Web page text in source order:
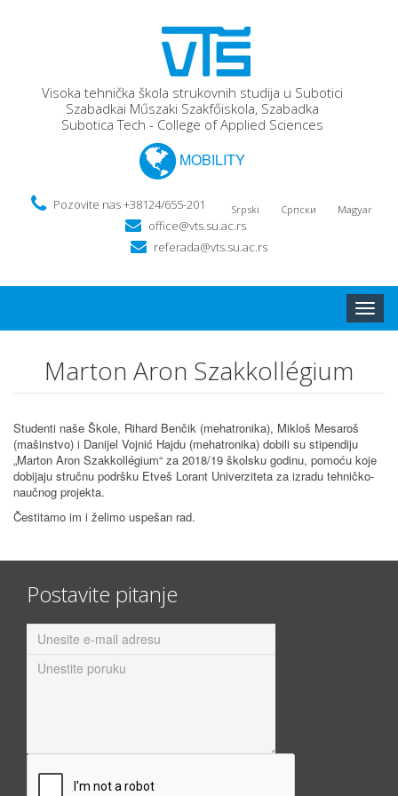
Visoka tehnička škola strukovnih studija u Subotici
Szabadkai Műszaki Szakfőiskola, Szabadka
Subotica Tech - College of Applied Sciences
MOBILITY
Srpski Српски Magyar
Pozovite nas +38124/655-201
office@vts.su.ac.rs
referada@vts.su.ac.rs
Toggle
Marton Aron Szakkollégium
Studenti naše Škole, Rihard Benčik (mehatronika), Mikloš Mesaroš
(mašinstvo) i Danijel Vojnić Hajdu (mehatronika) dobili su stipendiju
„Marton Aron Szakkollégium“ za 2018/19 školsku godinu, pomoću koje
dobijaju stručnu podršku Etveš Lorant Univerziteta za izradu tehničko-
naučnog projekta.
Čestitamo im i želimo uspešan rad.
Postavite pitanje